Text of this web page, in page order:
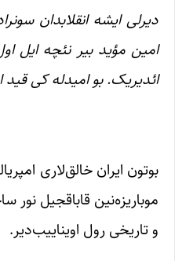
دیرلی ایشه انقلابدان
امین مؤید بیر نئچه ایل
ائدیریک. بو امیدله کی
بوتون ایران خالق‌لاری
و تاریخی رول اویناییب‌دیر.